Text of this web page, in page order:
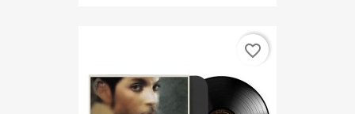
favorite_border